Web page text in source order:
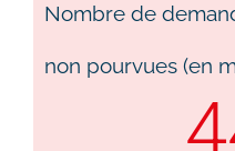
Nombre de
non pourvues (en